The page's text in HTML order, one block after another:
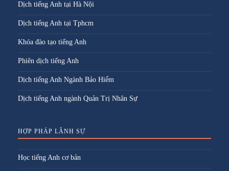
Dịch tiếng Anh tại Hà Nội
Dịch tiếng Anh tại Tphcm
Khóa đào tạo tiếng Anh
Phiên dịch tiếng Anh
Dịch tiếng Anh Ngành Bảo Hiểm
Dịch tiếng Anh ngành Quản Trị Nhân Sự
HỢP PHÁP LÃNH SỰ
Học tiếng Anh cơ bản